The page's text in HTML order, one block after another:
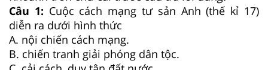
Câu 1: Cuộc cách mạng tư sản Anh (thế kỉ 17)
diễn ra dưới hình thức
A. nội chiến cách mạng.
B. chiến tranh giải phóng dân tộc.